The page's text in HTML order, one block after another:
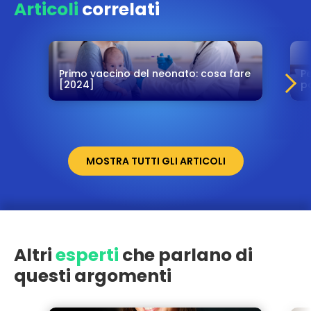
Articoli correlati
Primo vaccino del neonato: cosa fare
[2024]
MOSTRA TUTTI GLI ARTICOLI
Altriesperti che parlano di
questi argomenti